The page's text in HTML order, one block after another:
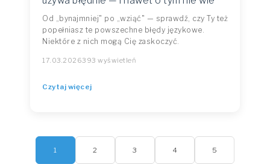
Od „bynajmniej" po „wziąć" — sprawdź, czy Ty też
popełniasz te powszechne błędy językowe.
Niektóre z nich mogą Cię zaskoczyć.
17.03.2026393 wyświetleń
Czytaj więcej
1 2 3 4 5